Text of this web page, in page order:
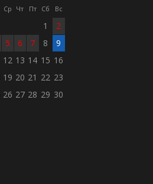
Ср Чт Пт Сб Вс
1
2
5 6 7 8
9
12 13 14 15 16
19 20 21 22 23
26 27 28 29 30